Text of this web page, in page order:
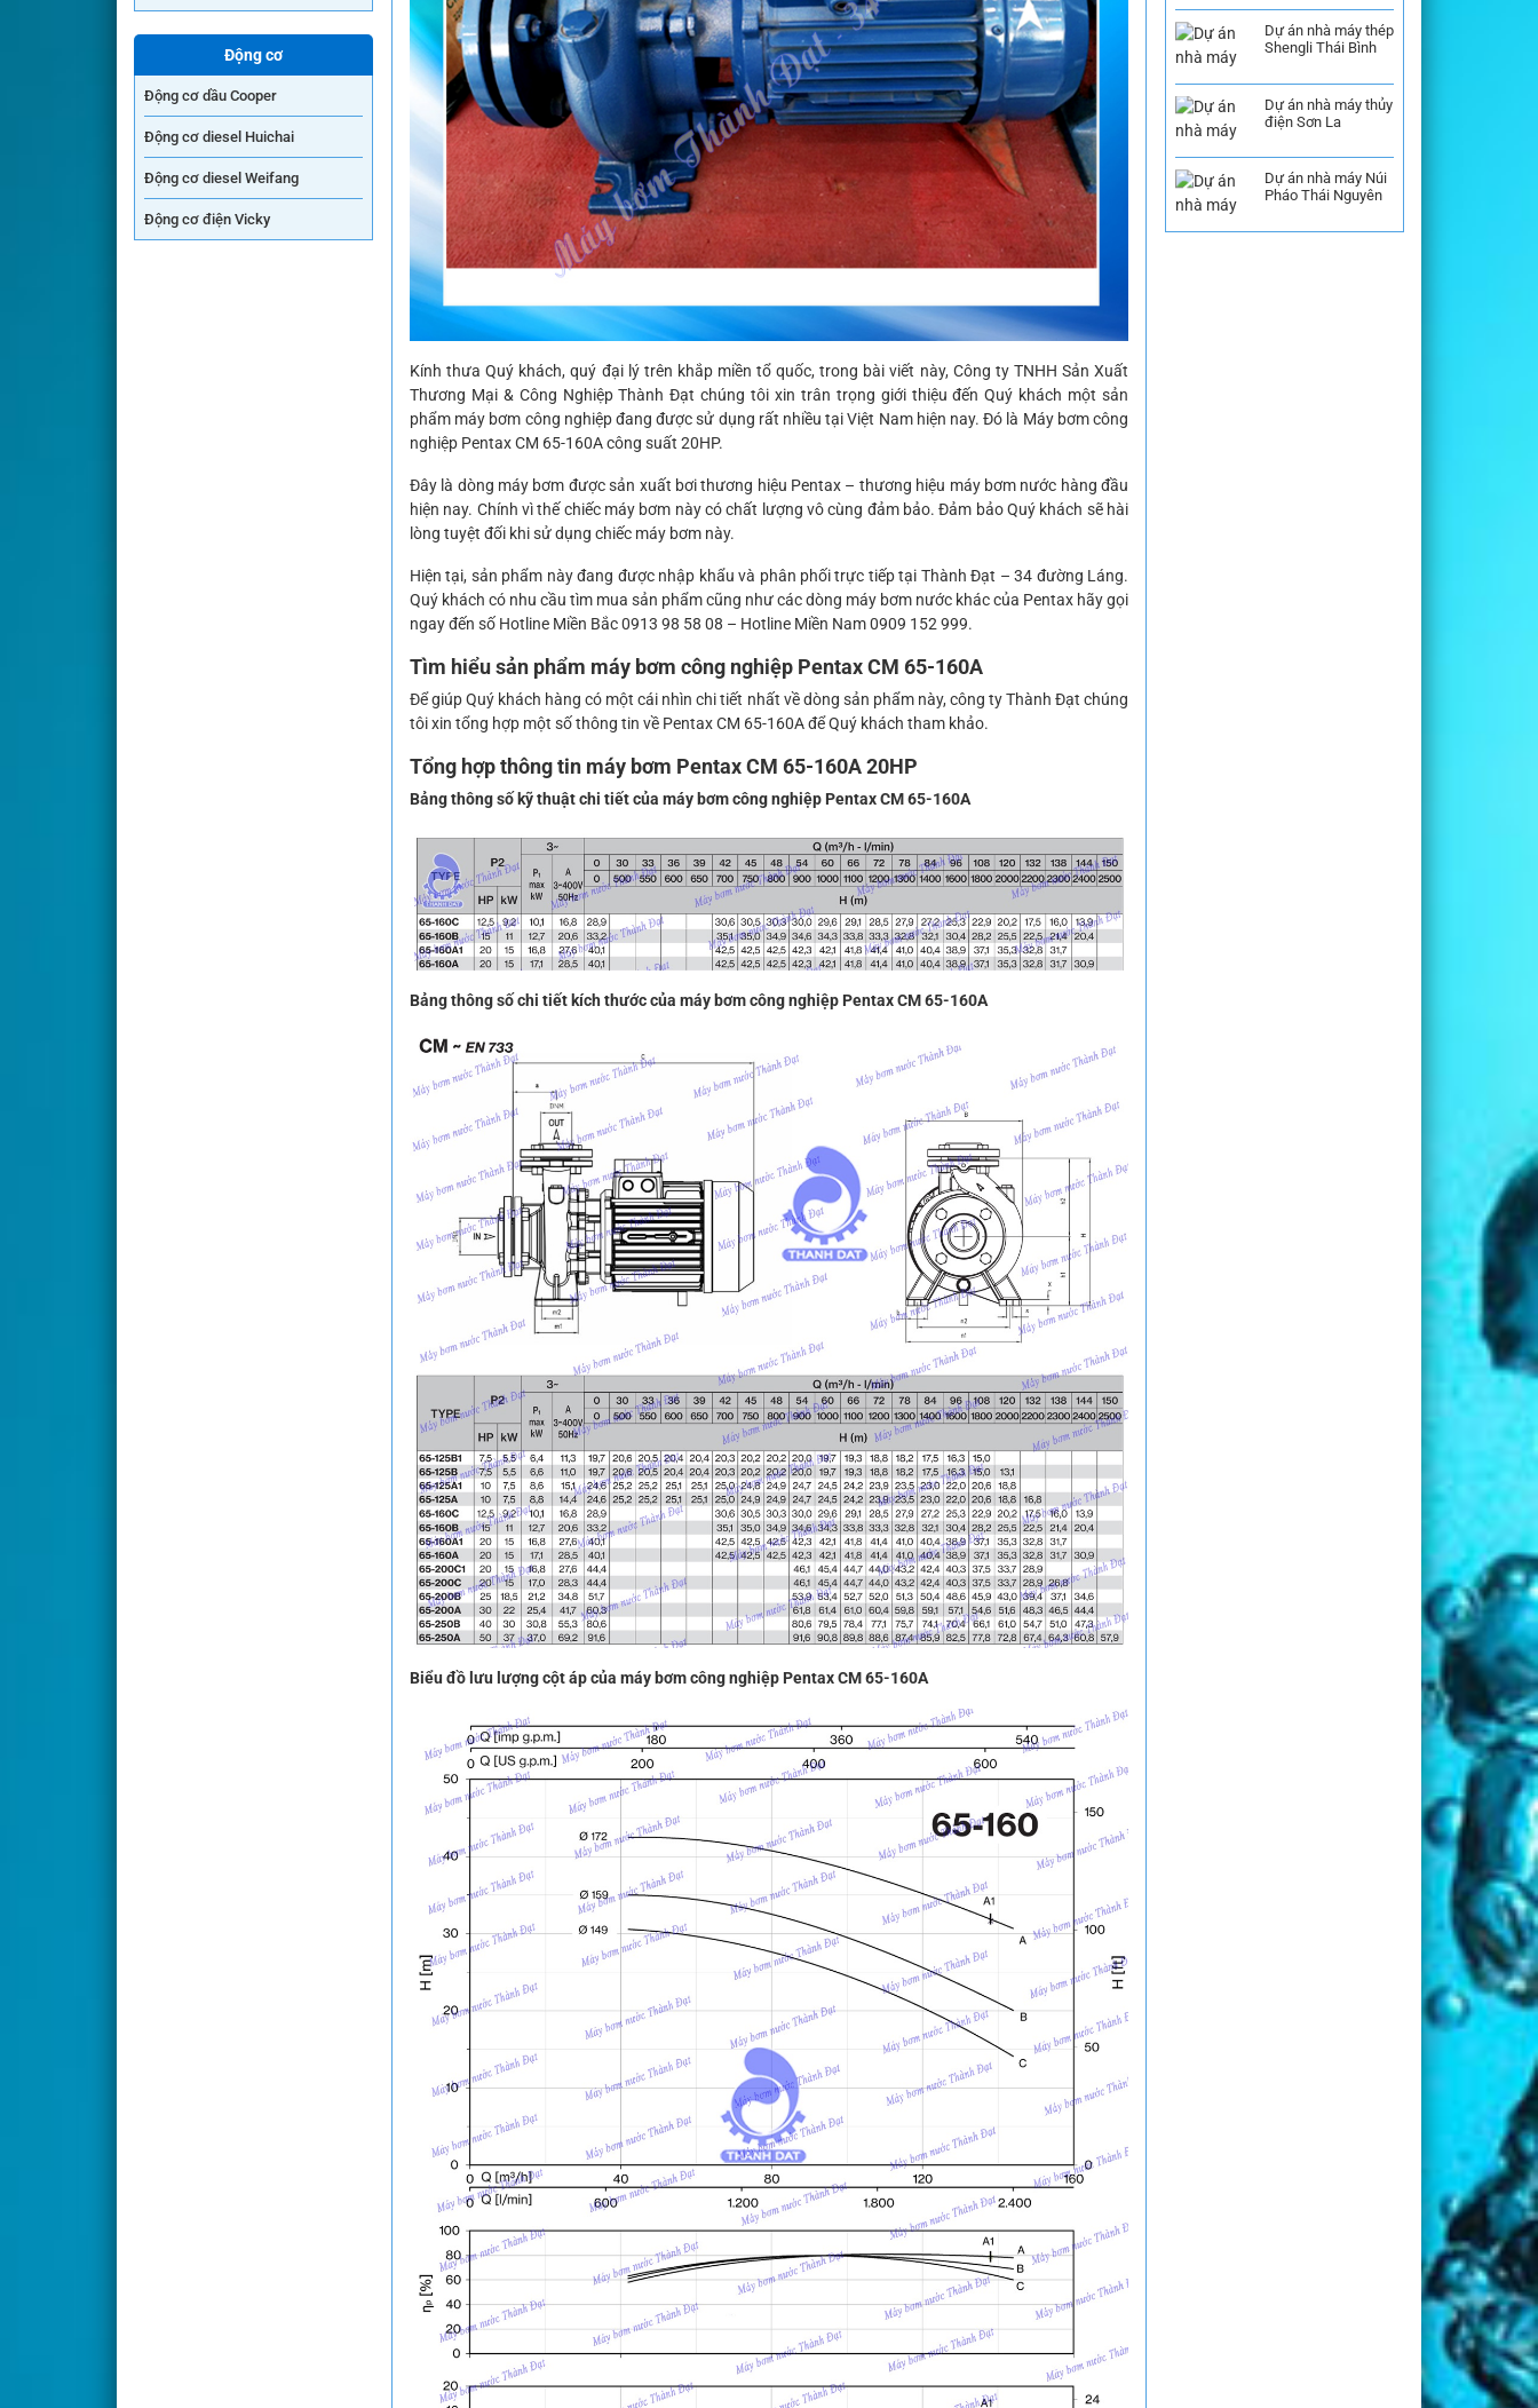
Động cơ
Động cơ dầu Cooper
Động cơ diesel Huichai
Động cơ diesel Weifang
Động cơ điện Vicky
Kính thưa Quý khách, quý đại lý trên khắp miền tổ quốc, trong bài viết này, Công ty TNHH Sản Xuất
Thương Mại & Công Nghiệp Thành Đạt chúng tôi xin trân trọng giới thiệu đến Quý khách một sản
phẩm máy bơm công nghiệp đang được sử dụng rất nhiều tại Việt Nam hiện nay. Đó là Máy bơm công
nghiệp Pentax CM 65-160A công suất 20HP.
Đây là dòng máy bơm được sản xuất bơi thương hiệu Pentax – thương hiệu máy bơm nước hàng đầu
hiện nay. Chính vì thế chiếc máy bơm này có chất lượng vô cùng đảm bảo. Đảm bảo Quý khách sẽ hài
lòng tuyệt đối khi sử dụng chiếc máy bơm này.
Hiện tại, sản phẩm này đang được nhập khẩu và phân phối trực tiếp tại Thành Đạt – 34 đường Láng.
Quý khách có nhu cầu tìm mua sản phẩm cũng như các dòng máy bơm nước khác của Pentax hãy gọi
ngay đến số Hotline Miền Bắc 0913 98 58 08 – Hotline Miền Nam 0909 152 999.
Tìm hiểu sản phẩm máy bơm công nghiệp Pentax CM 65-160A
Để giúp Quý khách hàng có một cái nhìn chi tiết nhất về dòng sản phẩm này, công ty Thành Đạt chúng
tôi xin tổng hợp một số thông tin về Pentax CM 65-160A để Quý khách tham khảo.
Tổng hợp thông tin máy bơm Pentax CM 65-160A 20HP
Bảng thông số kỹ thuật chi tiết của máy bơm công nghiệp Pentax CM 65-160A
Bảng thông số chi tiết kích thước của máy bơm công nghiệp Pentax CM 65-160A
Biểu đồ lưu lượng cột áp của máy bơm công nghiệp Pentax CM 65-160A
Dự án nhà máy thép
Shengli Thái Bình
Dự án nhà máy thủy
điện Sơn La
Dự án nhà máy Núi
Pháo Thái Nguyên